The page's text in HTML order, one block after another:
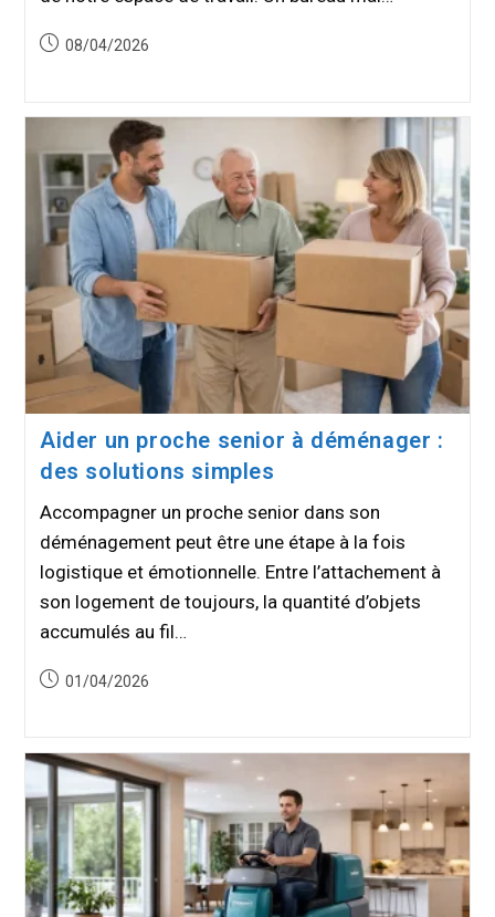
Publication
08/04/2026
Aider un proche senior à déménager :
des solutions simples
Accompagner un proche senior dans son
déménagement peut être une étape à la fois
logistique et émotionnelle. Entre l’attachement à
son logement de toujours, la quantité d’objets
accumulés au fil…
Publication
01/04/2026